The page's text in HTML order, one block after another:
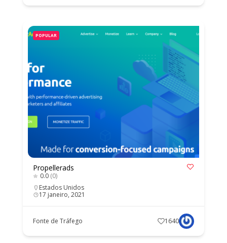
POPULAR
Propellerads
0.0 (0)
Estados Unidos
17 janeiro, 2021
Fonte de Tráfego 1640